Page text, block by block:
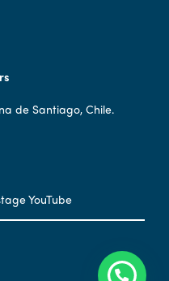
de Santiago, Chile.